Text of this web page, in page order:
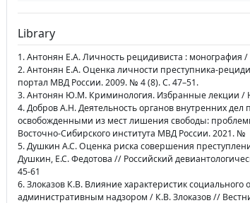
Library
1. Антонян Е.А. Личность рецидивиста :
2. Антонян Е.А. Оценка личности преступника-
портал МВД России. 2009. № 4 (8). С. 47–51.
3. Антонян Ю.М. Криминология. Избранные лекции /
4. Добров А.Н. Деятельность органов внутренних
освобожденными из мест лишения свободы:
Восточно-Сибирского института МВД России. 2021. №
5. Душкин А.С. Оценка риска совершения
Душкин, Е.С. Федотова // Российский
45-61
6. Злоказов К.В. Влияние характеристик
административным надзором / К.В. Злоказов //